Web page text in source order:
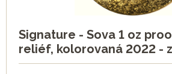
Signature - Sova 1 oz
reliéf, kolorovaná 2022 -